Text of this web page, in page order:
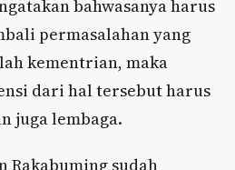
bahwasanya harus
permasalahan yang
kementrian, maka
dari hal tersebut harus
juga lembaga.
sudah